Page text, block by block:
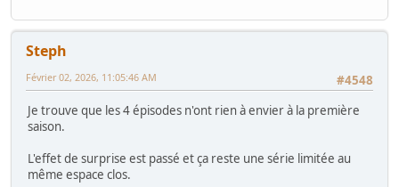
Steph
#4548
Février 02, 2026, 11:05:46 AM
Je trouve que les 4 épisodes n'ont rien à envier à la première
saison.
L'effet de surprise est passé et ça reste une série limitée au
même espace clos.